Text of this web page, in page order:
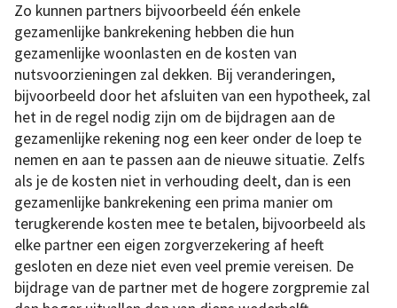
Zo kunnen partners bijvoorbeeld één enkele
gezamenlijke bankrekening hebben die hun
gezamenlijke woonlasten en de kosten van
nutsvoorzieningen zal dekken. Bij veranderingen,
bijvoorbeeld door het afsluiten van een hypotheek, zal
het in de regel nodig zijn om de bijdragen aan de
gezamenlijke rekening nog een keer onder de loep te
nemen en aan te passen aan de nieuwe situatie. Zelfs
als je de kosten niet in verhouding deelt, dan is een
gezamenlijke bankrekening een prima manier om
terugkerende kosten mee te betalen, bijvoorbeeld als
elke partner een eigen zorgverzekering af heeft
gesloten en deze niet even veel premie vereisen. De
bijdrage van de partner met de hogere zorgpremie zal